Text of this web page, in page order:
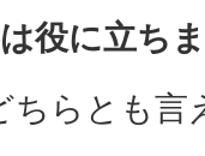
役に立ち
ちらとも言